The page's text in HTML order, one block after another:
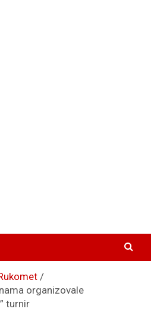
organizovale
turnir